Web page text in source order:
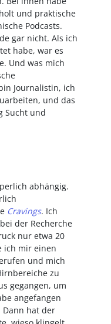
und praktische
Podcasts.
gar nicht. Als ich
habe, war es
Und was mich
Journalistin, ich
und das
Sucht und
abhängig.
Cravings. Ich
der Recherche
nur etwa 20
ich mir einen
und mich
zu
gegangen, um
angefangen
Dann hat der